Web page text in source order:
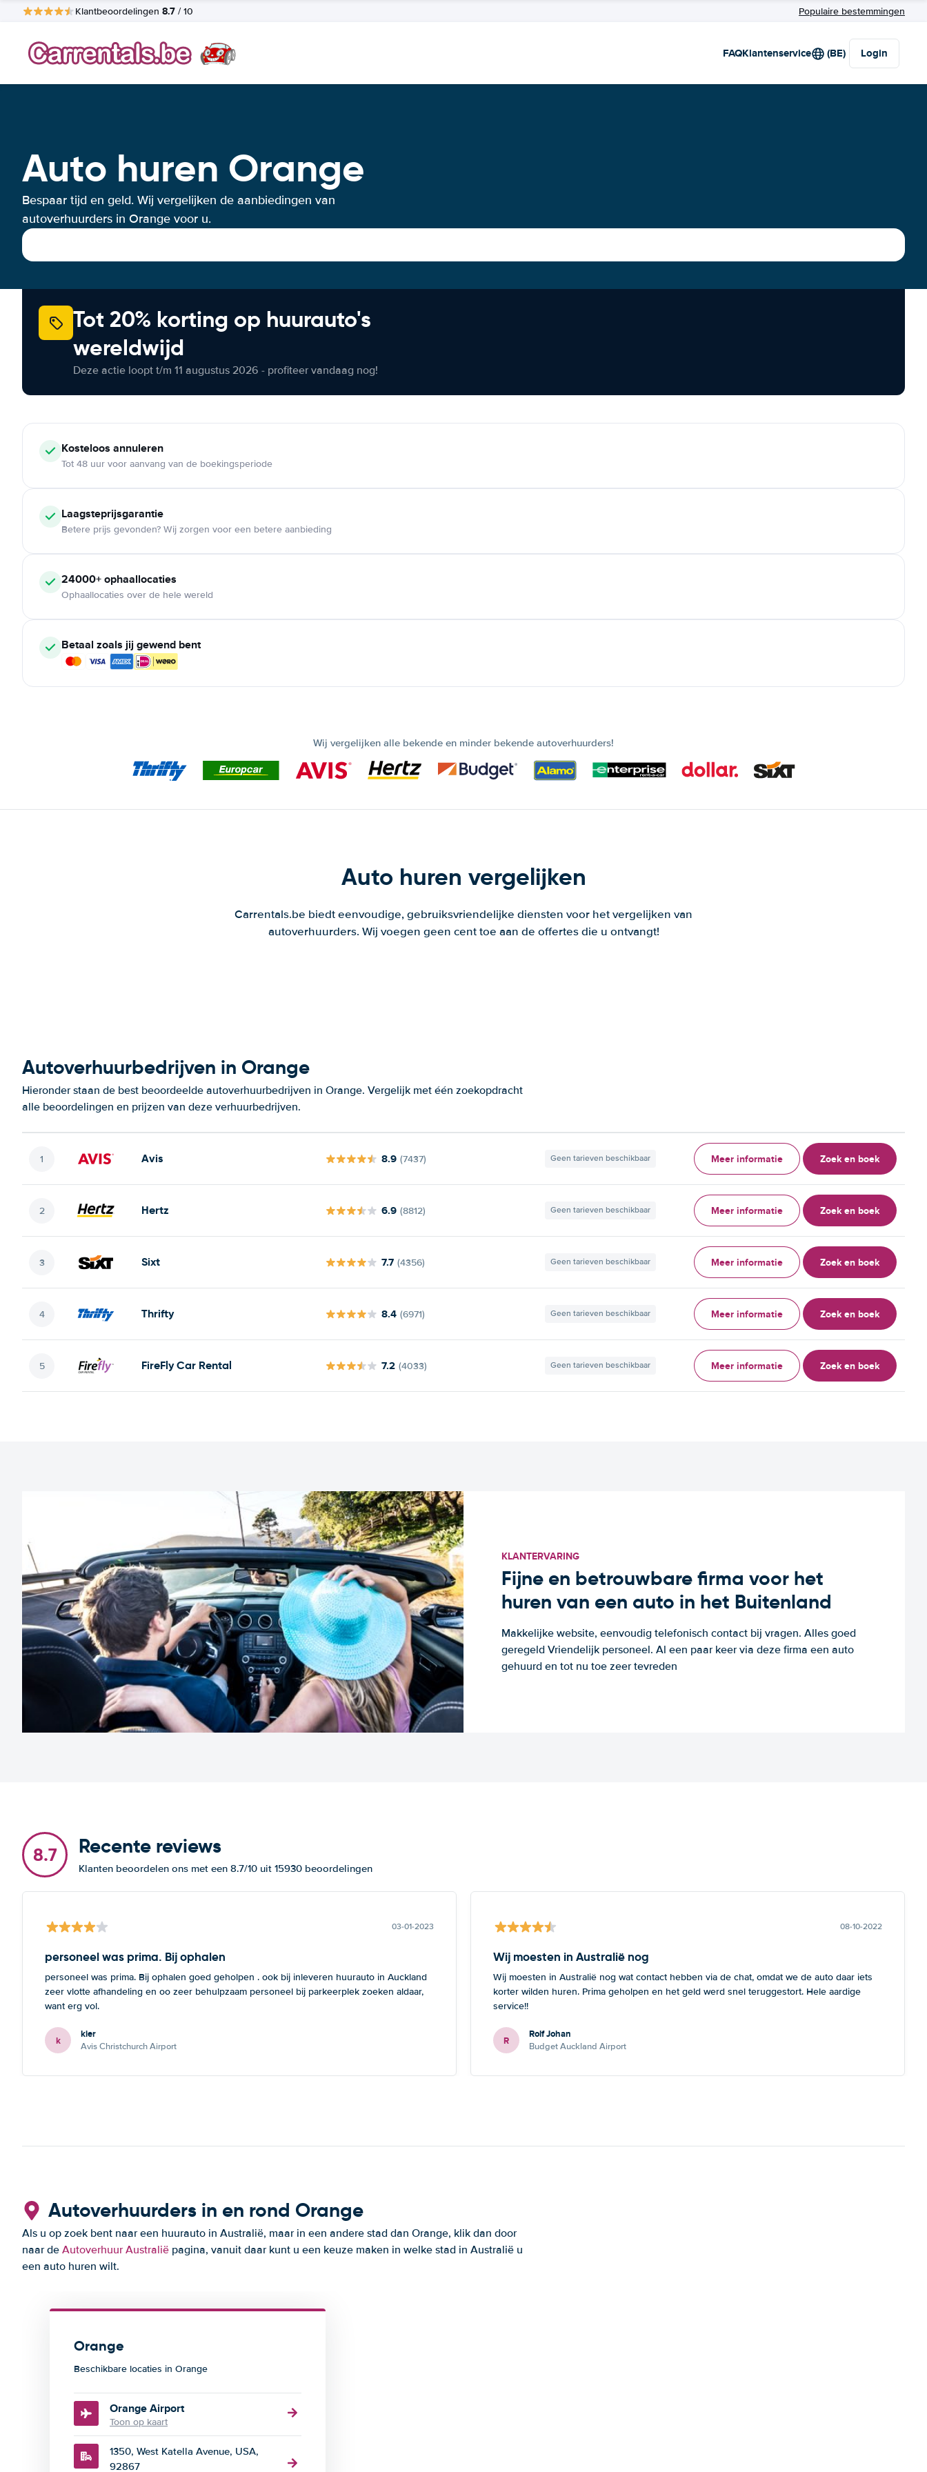
Klantbeoordelingen 8.7 / 10 Populaire bestemmingen
FAQKlantenservice (BE) Login
Auto huren Orange
Bespaar tijd en geld. Wij vergelijken de aanbiedingen van
autoverhuurders in Orange voor u.
Tot 20% korting op huurauto's
wereldwijd
Deze actie loopt t/m 11 augustus 2026 - profiteer vandaag nog!
Kosteloos annuleren
Tot 48 uur voor aanvang van de boekingsperiode
Laagsteprijsgarantie
Betere prijs gevonden? Wij zorgen voor een betere aanbieding
24000+ophaallocaties
Ophaallocaties over de hele wereld
Betaal zoals jij gewend bent
Wij vergelijken alle bekende en minder bekende autoverhuurders!
Auto huren vergelijken
Carrentals.be biedt eenvoudige, gebruiksvriendelijke diensten voor het vergelijken van
autoverhuurders. Wij voegen geen cent toe aan de offertes die u ontvangt!
Autoverhuurbedrijven in Orange
Hieronder staan de best beoordeelde autoverhuurbedrijven in Orange. Vergelijk met één zoekopdracht
alle beoordelingen en prijzen van deze verhuurbedrijven.
Avis 8.9 (7437) Geen tarieven beschikbaar Meer informatie Zoek en boek
Hertz 6.9 (8812) Geen tarieven beschikbaar Meer informatie Zoek en boek
Sixt 7.7 (4356) Geen tarieven beschikbaar Meer informatie Zoek en boek
Thrifty 8.4 (6971) Geen tarieven beschikbaar Meer informatie Zoek en boek
FireFly Car Rental 7.2 (4033) Geen tarieven beschikbaar Meer informatie Zoek en boek
KLANTERVARING
Fijne en betrouwbare firma voor het
huren van een auto in het Buitenland
Makkelijke website, eenvoudig telefonisch contact bij vragen. Alles goed
geregeld Vriendelijk personeel. Al een paar keer via deze firma een auto
gehuurd en tot nu toe zeer tevreden
8.7 Recente reviews
Klanten beoordelen ons met een 8.7/10 uit 15930 beoordelingen
03-01-2023
personeel was prima. Bij ophalen
personeel was prima. Bij ophalen goed geholpen . ook bij inleveren huurauto in Auckland
zeer vlotte afhandeling en oo zeer behulpzaam personeel bij parkeerplek zoeken aldaar,
want erg vol.
k kier
Avis Christchurch Airport
08-10-2022
Wij moesten in Australië nog
Wij moesten in Australië nog wat contact hebben via de chat, omdat we de auto daar iets
korter wilden huren. Prima geholpen en het geld werd snel teruggestort. Hele aardige
service!!
R Rolf Johan
Budget Auckland Airport
Autoverhuurders in en rond Orange
Als u op zoek bent naar een huurauto in Australië, maar in een andere stad dan Orange, klik dan door
naar de Autoverhuur Australië pagina, vanuit daar kunt u een keuze maken in welke stad in Australië u
een auto huren wilt.
Orange
Beschikbare locaties in Orange
Orange Airport
Toon op kaart
1350, West Katella Avenue, USA,
92867